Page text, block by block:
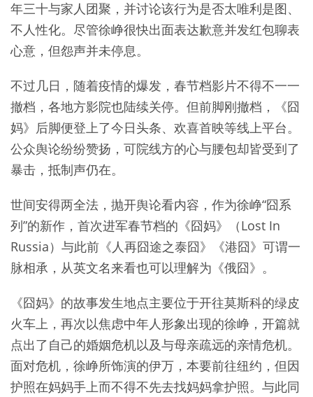
年三十与家人团聚，并讨论该行为是否太唯利是图、
不人性化。尽管徐峥很快出面表达歉意并发红包聊表
心意，但怨声并未停息。
不过几日，随着疫情的爆发，春节档影片不得不一一
撤档，各地方影院也陆续关停。但前脚刚撤档，《囧
妈》后脚便登上了今日头条、欢喜首映等线上平台。
公众舆论纷纷赞扬，可院线方的心与腰包却皆受到了
暴击，抵制声仍在。
世间安得两全法，抛开舆论看内容，作为徐峥“囧系
列”的新作，首次进军春节档的《囧妈》（Lost In
Russia）与此前《人再囧途之泰囧》《港囧》可谓一
脉相承，从英文名来看也可以理解为《俄囧》。
《囧妈》的故事发生地点主要位于开往莫斯科的绿皮
火车上，再次以焦虑中年人形象出现的徐峥，开篇就
点出了自己的婚姻危机以及与母亲疏远的亲情危机。
面对危机，徐峥所饰演的伊万，本要前往纽约，但因
护照在妈妈手上而不得不先去找妈妈拿护照。与此同